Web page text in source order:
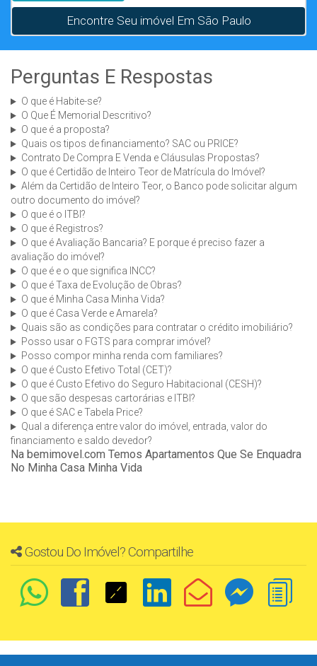
Encontre Seu imóvel Em São Paulo
Perguntas E Respostas
O que é Habite-se?
O Que É Memorial Descritivo?
O que é a proposta?
Quais os tipos de financiamento? SAC ou PRICE?
Contrato De Compra E Venda e Cláusulas Propostas?
O que é Certidão de Inteiro Teor de Matrícula do Imóvel?
Além da Certidão de Inteiro Teor, o Banco pode solicitar algum
outro documento do imóvel?
O que é o ITBI?
O que é Registros?
O que é Avaliação Bancaria? E porque é preciso fazer a
avaliação do imóvel?
O que é e o que significa INCC?
O que é Taxa de Evolução de Obras?
O que é Minha Casa Minha Vida?
O que é Casa Verde e Amarela?
Quais são as condições para contratar o crédito imobiliário?
Posso usar o FGTS para comprar imóvel?
Posso compor minha renda com familiares?
O que é Custo Efetivo Total (CET)?
O que é Custo Efetivo do Seguro Habitacional (CESH)?
O que são despesas cartorárias e ITBI?
O que é SAC e Tabela Price?
Qual a diferença entre valor do imóvel, entrada, valor do
financiamento e saldo devedor?
Na bemimovel.com Temos Apartamentos Que Se Enquadra
No Minha Casa Minha Vida
Gostou Do Imóvel? Compartilhe